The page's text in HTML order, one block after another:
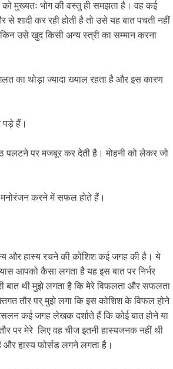
को मुख्यतः भोग की वस्तु ही समझता है। वह कई
शादी कर रही होती है तो उसे यह बात पचती नहीं
उसे खुद किसी अन्य स्त्री का सम्मान करना
का थोड़ा ज्यादा ख्याल रहता है और इस कारण
पड़े हैं।
पलटने पर मजबूर कर देती है। मोहनी को लेकर जो
मनोरंजन करने में सफल होते हैं।
और हास्य रचने की कोशिश कई जगह की है। ये
आपको कैसा लगता है यह इस बात पर निर्भर
बात थी मुझे लगता है कि मेरे विफलता और सफलता
तौर पर् मुझे लगा कि इस कोशिश के विफल होने
कई जगह लेखक दर्शाते हैं कि कोई बात होने या
पर मेरे लिए वह चीज इतनी हास्यजनक नहीं थी
हास्य फोर्सड लगने लगता है।